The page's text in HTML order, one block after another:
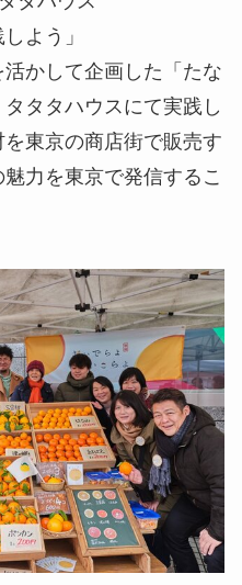
よう」
かして企画した「たな
タタハウスにて実践し
東京の商店街で販売す
力を東京で発信するこ